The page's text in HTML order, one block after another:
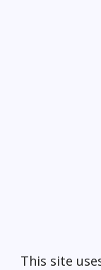
This site